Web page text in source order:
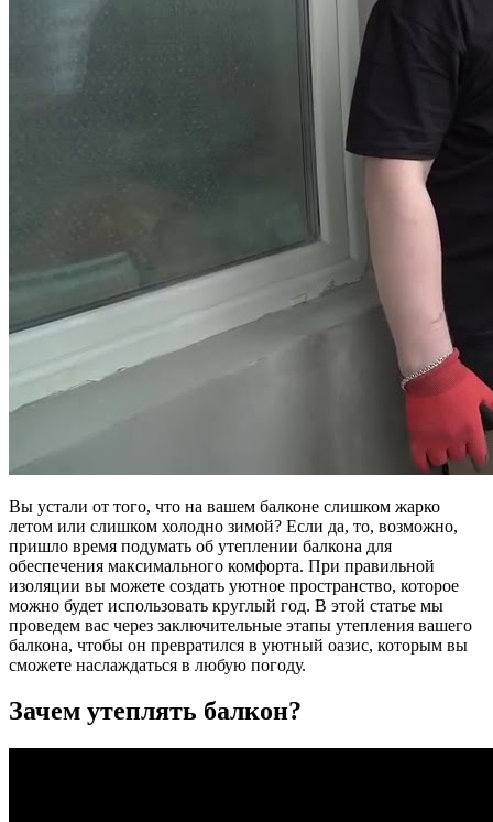
Вы устали от того, что на вашем балконе слишком жарко
летом или слишком холодно зимой? Если да, то, возможно,
пришло время подумать об утеплении балкона для
обеспечения максимального комфорта. При правильной
изоляции вы можете создать уютное пространство, которое
можно будет использовать круглый год. В этой статье мы
проведем вас через заключительные этапы утепления вашего
балкона, чтобы он превратился в уютный оазис, которым вы
сможете наслаждаться в любую погоду.
Зачем утеплять балкон?